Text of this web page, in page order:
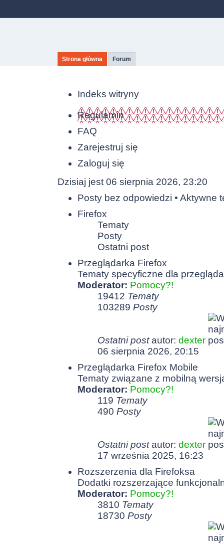
Strona główna Forum
Indeks witryny
Regulamin
FAQ
Zarejestruj się
Zaloguj się
Dzisiaj jest 06 sierpnia 2026, 23:20
Posty bez odpowiedzi • Aktywne
Firefox
Tematy
Posty
Ostatni post
Przeglądarka Firefox
Tematy specyficzne dla
Moderator: Pomocy?!
19412 Tematy
103289 Posty
Ostatni postautor: dexter
06 sierpnia 2026, 20:15
Przeglądarka Firefox Mobile
Tematy związane z mobilną
Moderator: Pomocy?!
119 Tematy
490 Posty
Ostatni postautor: dexter
17 września 2025, 16:23
Rozszerzenia dla Firefoksa
Dodatki rozszerzające
Moderator: Pomocy?!
3810 Tematy
18730 Posty